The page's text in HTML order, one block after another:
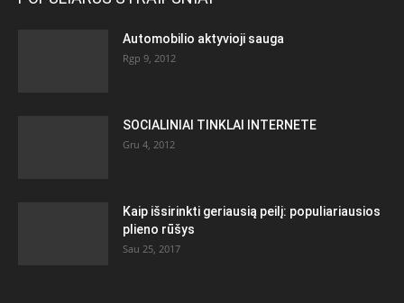
Automobilio aktyvioji sauga
Rgp 9, 2012
SOCIALINIAI TINKLAI INTERNETE
Gru 4, 2012
Kaip išsirinkti geriausią peilį: populiariausios
plieno rūšys
Sau 25, 2017